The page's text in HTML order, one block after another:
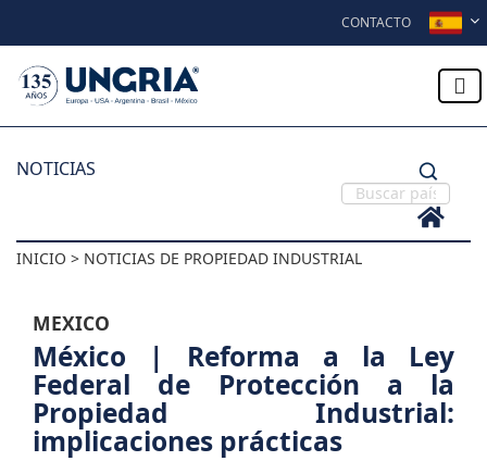
CONTACTO
NOTICIAS
INICIO > NOTICIAS DE PROPIEDAD INDUSTRIAL
MEXICO
México | Reforma a la Ley
Federal de Protección a la
Propiedad Industrial:
implicaciones prácticas